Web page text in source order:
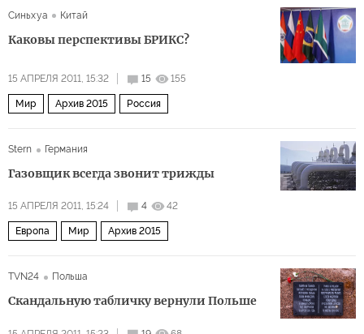
Синьхуа Китай
Каковы перспективы БРИКС?
15 АПРЕЛЯ 2011, 15:32 15 155
Мир Архив 2015 Россия
Stern Германия
Газовщик всегда звонит трижды
15 АПРЕЛЯ 2011, 15:24 4 42
Европа Мир Архив 2015
TVN24 Польша
Скандальную табличку вернули Польше